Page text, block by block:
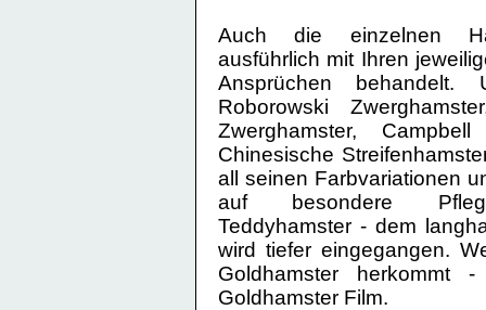
Auch die einzelnen
ausführlich mit Ihren
Ansprüchen behandelt.
Roborowski
Zwerghamster,
Chinesische
all seinen Farbvariationen
auf besondere
Teddyhamster - dem
wird tiefer eingegangen.
Goldhamster
Goldhamster Film.